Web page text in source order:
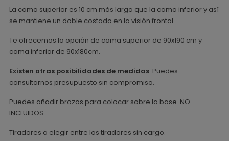
La cama superior es 10 cm más larga que la cama inferior y así
se mantiene un doble costado en la visión frontal.
Te ofrecemos la opción de cama superior de 90x190 cm y
cama inferior de 90x180cm.
Existen otras posibilidades de medidas. Puedes
consultarnos presupuesto sin compromiso.
Puedes añadir brazos para colocar sobre la base. NO
INCLUIDOS.
Tiradores a elegir entre los tiradores sin cargo.